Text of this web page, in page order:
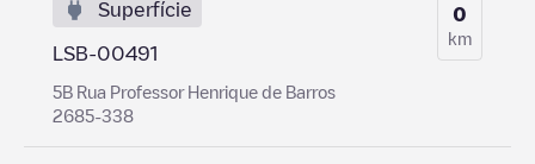
Superfície
LSB-00491
5B Rua Professor Henrique de Barros
2685-338
0
km